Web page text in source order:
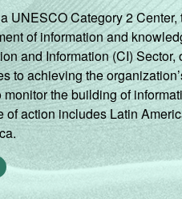
UNESCO Category 2 Center,
of information and
and Information (CI) Sector,
to achieving the
the building of
of action includes Latin